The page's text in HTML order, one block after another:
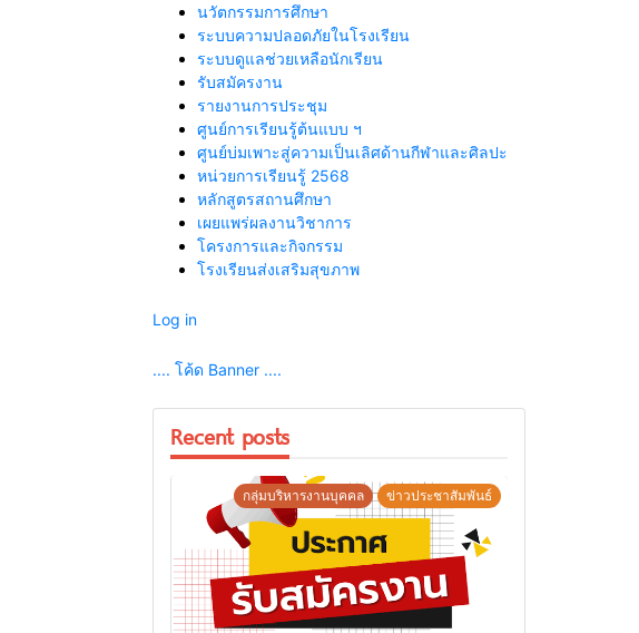
นวัตกรรมการศึกษา
ระบบความปลอดภัยในโรงเรียน
ระบบดูแลช่วยเหลือนักเรียน
รับสมัครงาน
รายงานการประชุม
ศูนย์การเรียนรู้ต้นแบบ ฯ
ศูนย์บ่มเพาะสู่ความเป็นเลิศด้านกีฬาและศิลปะ
หน่วยการเรียนรู้ 2568
หลักสูตรสถานศึกษา
เผยแพร่ผลงานวิชาการ
โครงการและกิจกรรม
โรงเรียนส่งเสริมสุขภาพ
Log in
.... โค้ด Banner ....
Recent posts
กลุ่มบริหารงานบุคคล ข่าวประชาสัมพันธ์